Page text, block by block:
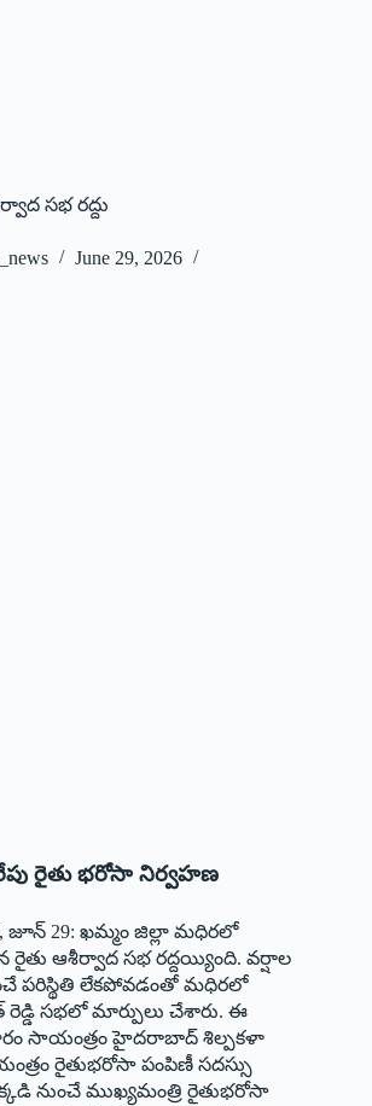
సభ రద్దు
June 29, 2026
రైతు భరోసా నిర్వహణ
29: ‌ఖమ్మం జిల్లా మధిరలో
ఆశీర్వాద సభ రద్దయ్యింది. వర్షాల
పరిస్థితి లేకపోవడంతో మధిరలో
‌రెడ్డి సభలో మార్పులు చేశారు. ఈ
సాయంత్రం హైదరాబాద్‌ ‌శిల్పకళా
రైతుభరోసా పంపిణీ సదస్సు
నుంచే ముఖ్యమంత్రి రైతుభరోసా